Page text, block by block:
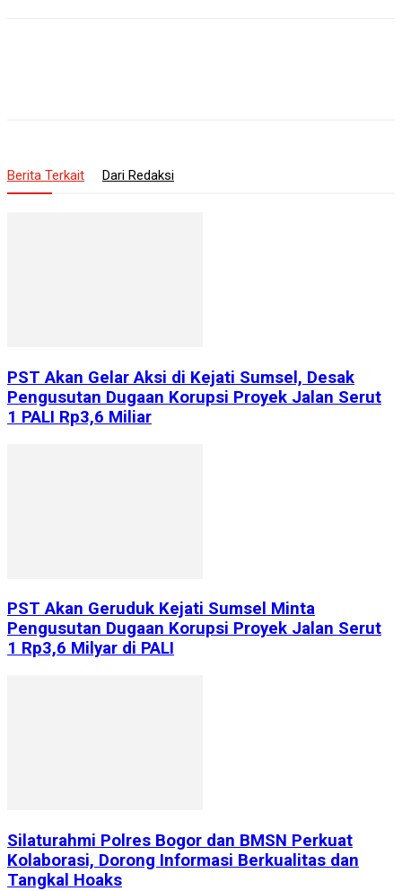
Berita Terkait Dari Redaksi
PST Akan Gelar Aksi di Kejati Sumsel, Desak
Pengusutan Dugaan Korupsi Proyek Jalan Serut
1 PALI Rp3,6 Miliar
PST Akan Geruduk Kejati Sumsel Minta
Pengusutan Dugaan Korupsi Proyek Jalan Serut
1 Rp3,6 Milyar di PALI
Silaturahmi Polres Bogor dan BMSN Perkuat
Kolaborasi, Dorong Informasi Berkualitas dan
Tangkal Hoaks